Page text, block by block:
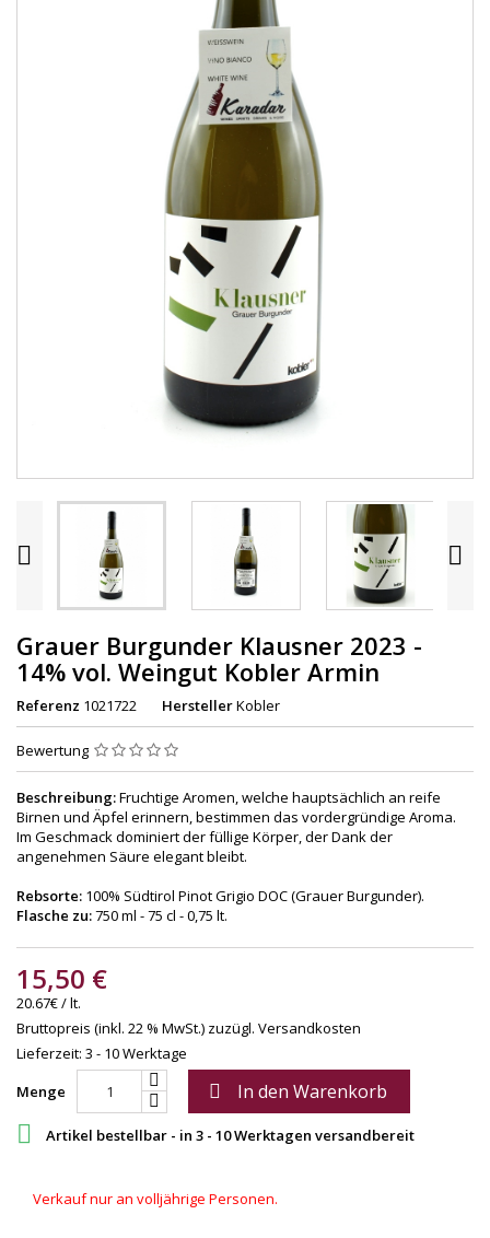
 
Grauer Burgunder Klausner 2023 -
14% vol. Weingut Kobler Armin
Referenz 1021722 HerstellerKobler
Bewertung
Beschreibung:Fruchtige Aromen, welche hauptsächlich an reife
Birnen und Äpfel erinnern, bestimmen das vordergründige Aroma.
Im Geschmack dominiert der füllige Körper, der Dank der
angenehmen Säure elegant bleibt.
Rebsorte: 100% Südtirol Pinot Grigio DOC (Grauer Burgunder).
Flasche zu:750 ml - 75 cl - 0,75 lt.
15,50 €
20.67€ / lt.
Bruttopreis (inkl. 22 % MwSt.) zuzügl. Versandkosten
Lieferzeit: 3 - 10 Werktage
Menge
 In den Warenkorb
 Artikel bestellbar - in 3 - 10 Werktagen versandbereit
Verkauf nur an volljährige Personen.